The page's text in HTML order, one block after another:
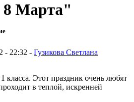
8 Марта"
- 22:32 - Гузикова Светлана
класса. Этот праздник очень любят
в теплой, искренней